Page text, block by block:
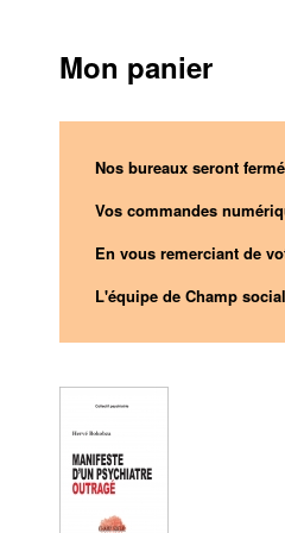
Mon panier
Nos bureaux seront
Vos commandes
En vous remerciant de
L'équipe de Champ